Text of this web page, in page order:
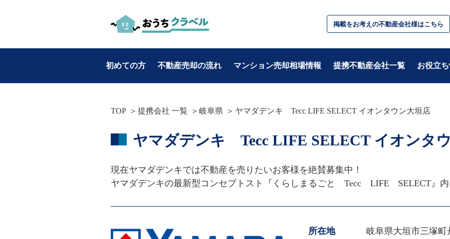
掲載をお考えの不動産会社様はこちら
初めての方 不動産売却の流れ マンション売却相場情報 提携不動産会社一覧 お役立
・不動産売却
・土地売却
・戸建て売却
・基礎知識
・税金/お金
・不動産用語
・住宅ローン
TOP 提携会社 一覧 岐阜県 ヤマダデンキ Tecc LIFE SELECT イオンタウン大垣店
ヤマダデンキ Tecc LIFE SELECT イオンタ
現在ヤマダデンキでは不動産を売りたいお客様を絶賛募集中！
ヤマダデンキの最新型コンセプトスト『くらしまるごと　Tecc　LIFE　SELECT』
所在地
岐阜県大垣市三塚町